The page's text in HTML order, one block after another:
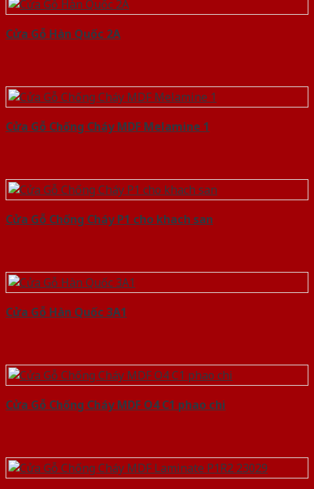
Cửa Gỗ Hàn Quốc 2A
Cửa Gỗ Chống Cháy MDF Melamine 1
Cửa Gỗ Chống Cháy P1 cho khach san
Cửa Gỗ Hàn Quốc 3A1
Cửa Gỗ Chống Cháy MDF O4 C1 phao chi